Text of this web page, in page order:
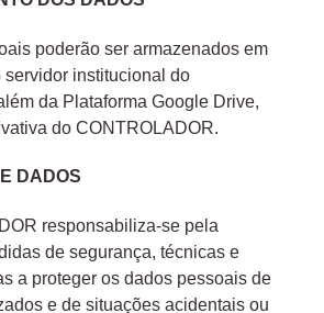
poderão ser armazenados em
institucional do
da Plataforma Google Drive,
do CONTROLADOR.
DADOS
responsabiliza-se pela
de segurança, técnicas e
a proteger os dados pessoais de
e de situações acidentais ou